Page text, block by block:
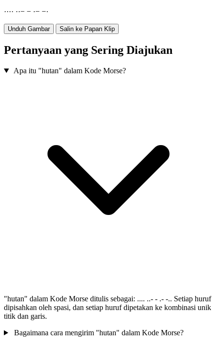
···· ··− − ·− −·
Unduh Gambar Salin ke Papan Klip
Pertanyaan yang Sering Diajukan
Apa itu "hutan" dalam Kode Morse?
"hutan" dalam Kode Morse ditulis sebagai: .... ..- - .- -.. Setiap huruf
dipisahkan oleh spasi, dan setiap huruf dipetakan ke kombinasi unik
titik dan garis.
Bagaimana cara mengirim "hutan" dalam Kode Morse?